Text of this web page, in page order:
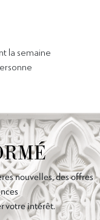
la semaine
nouvelles, des offres
votre intérêt.